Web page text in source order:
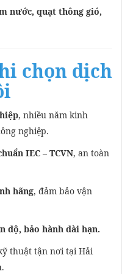
nước, quạt thông gió,
chọn dịch
, nhiều năm kinh
nghiệp.
IEC – TCVN, an toàn
hãng, đảm bảo vận
độ, bảo hành dài hạn.
thuật tận nơi tại Hải